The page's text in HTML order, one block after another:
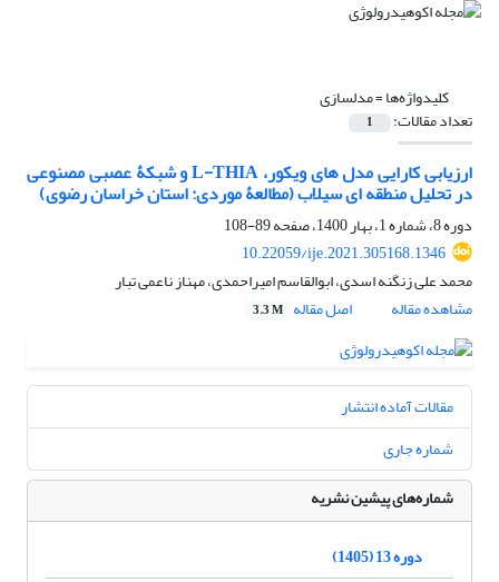
کلیدواژه‌ها =مدل‏سازی
تعداد مقالات: 1
ارزیابی کارایی مدل‏ های ویکور، L-THIA و شبکۀ عصبی مصنوعی
در تحلیل منطقه‏ ای سیلاب (مطالعۀ موردی: استان خراسان رضوی)
دوره 8، شماره 1، بهار 1400، صفحه
89-108
10.22059/ije.2021.305168.1346
محمد علی زنگنه اسدی، ابوالقاسم امیراحمدی، مهناز ناعمی تبار
مشاهده مقاله
اصل مقاله 3.3 M
مقالات آماده انتشار
شماره جاری
شماره‌های پیشین نشریه
دوره 13 (1405)